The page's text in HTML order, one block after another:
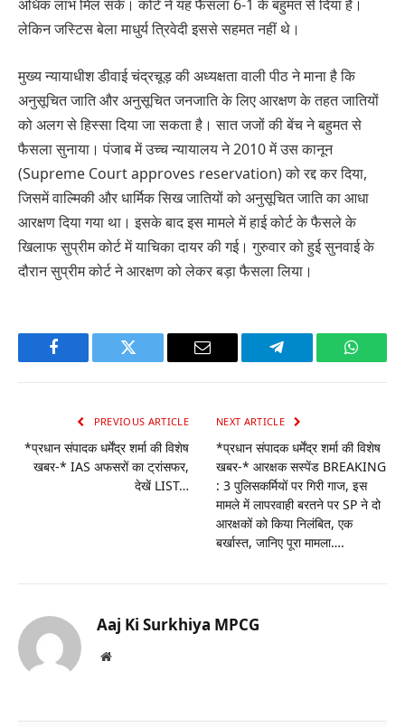
अधिक लाभ मिल सके। कोर्ट ने यह फैसला 6-1 के बहुमत से दिया है।
लेकिन जस्टिस बेला माधुर्य त्रिवेदी इससे सहमत नहीं थे।
मुख्य न्यायाधीश डीवाई चंद्रचूड़ की अध्यक्षता वाली पीठ ने माना है कि
अनुसूचित जाति और अनुसूचित जनजाति के लिए आरक्षण के तहत जातियों
को अलग से हिस्सा दिया जा सकता है। सात जजों की बेंच ने बहुमत से
फैसला सुनाया। पंजाब में उच्च न्यायालय ने 2010 में उस कानून
(Supreme Court approves reservation) को रद्द कर दिया,
जिसमें वाल्मिकी और धार्मिक सिख जातियों को अनुसूचित जाति का आधा
आरक्षण दिया गया था। इसके बाद इस मामले में हाई कोर्ट के फैसले के
खिलाफ सुप्रीम कोर्ट में याचिका दायर की गई। गुरुवार को हुई सुनवाई के
दौरान सुप्रीम कोर्ट ने आरक्षण को लेकर बड़ा फैसला लिया।
Facebook Twitter Email Telegram
PREVIOUS ARTICLE
*प्रधान संपादक धर्मेंद्र शर्मा की विशेष
खबर-* IAS अफसरों का ट्रांसफर,
देखें LIST…
NEXT ARTICLE
*प्रधान संपादक धर्मेंद्र शर्मा की विशेष
खबर-* आरक्षक सस्पेंड BREAKING
: 3 पुलिसकर्मियों पर गिरी गाज, इस
मामले में लापरवाही बरतने पर SP ने दो
आरक्षकों को किया निलंबित, एक
बर्खास्त, जानिए पूरा मामला….
Aaj Ki Surkhiya MPCG
Website